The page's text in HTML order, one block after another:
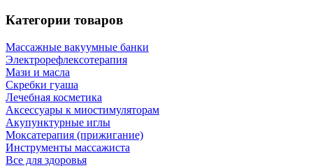
Категории товаров
Массажные вакуумные банки
Электрорефлексотерапия
Мази и масла
Скребки гуаша
Лечебная косметика
Аксессуары к миостимуляторам
Акупунктурные иглы
Моксатерапия (прижигание)
Инструменты массажиста
Все для здоровья